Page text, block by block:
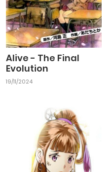
Alive - The Final
Evolution
19/11/2024